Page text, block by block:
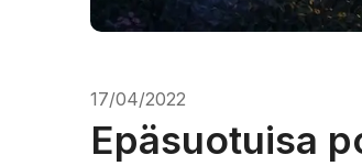
17/04/2022
Epäsuotuisa